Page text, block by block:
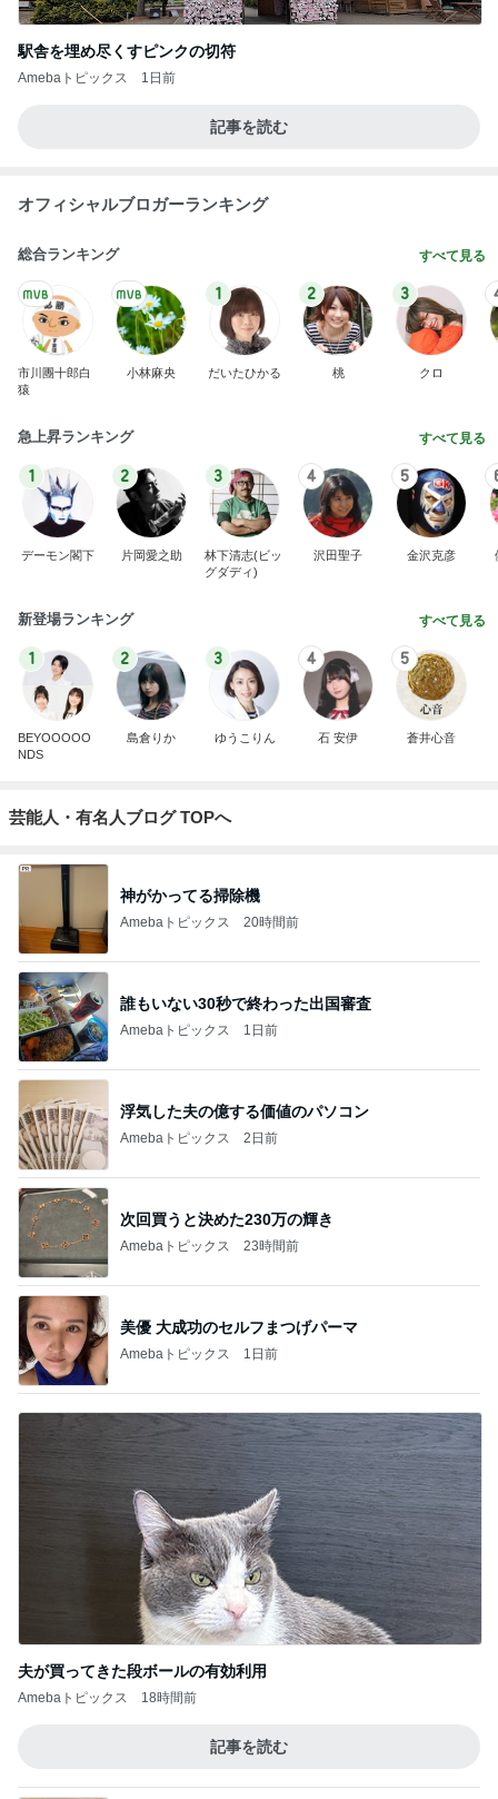
駅舎を埋め尽くすピンクの切符
Amebaトピックス 1日前
記事を読む
オフィシャルブロガーランキング
総合ランキング すべて見る
市川團十郎白
猿
小林麻央
1
だいたひかる
2
桃
3
クロ
急上昇ランキング すべて見る
1
デーモン閣下
2
片岡愛之助
3
林下清志(ビッ
グダディ)
4
沢田聖子
5
金沢克彦
新登場ランキング すべて見る
1
BEYOOOOO
NDS
2
島倉りか
3
ゆうこりん
4
石 安伊
5
蒼井心音
芸能人・有名人ブログ TOPへ
神がかってる掃除機
Amebaトピックス 20時間前
誰もいない30秒で終わった出国審査
Amebaトピックス 1日前
浮気した夫の億する価値のパソコン
Amebaトピックス 2日前
次回買うと決めた230万の輝き
Amebaトピックス 23時間前
美優 大成功のセルフまつげパーマ
Amebaトピックス 1日前
夫が買ってきた段ボールの有効利用
Amebaトピックス 18時間前
記事を読む